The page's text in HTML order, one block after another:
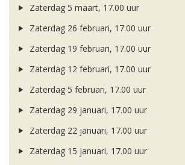
Zaterdag 5 maart, 17.00 uur
Zaterdag 26 februari, 17.00 uur
Zaterdag 19 februari, 17.00 uur
Zaterdag 12 februari, 17.00 uur
Zaterdag 5 februari, 17.00 uur
Zaterdag 29 januari, 17.00 uur
Zaterdag 22 januari, 17.00 uur
Zaterdag 15 januari, 17.00 uur